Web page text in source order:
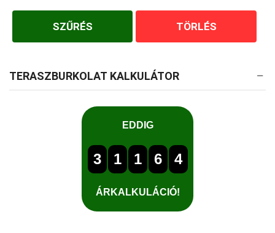
SZŰRÉS TÖRLÉS
TERASZBURKOLAT KALKULÁTOR